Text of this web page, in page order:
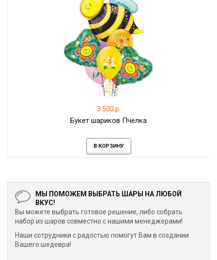
3 500 р.
Букет шариков Пчелка
В КОРЗИНУ
МЫ ПОМОЖЕМ ВЫБРАТЬ ШАРЫ НА ЛЮБОЙ
ВКУС!
Вы можете выбрать готовое решение, либо собрать
набор из шаров совместно с нашими менеджерами!
Наши сотрудники с радостью помогут Вам в создании
Вашего шедевра!